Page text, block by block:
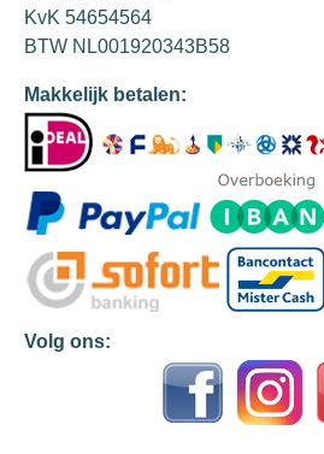
KvK 54654564
BTW NL001920343B58
Makkelijk betalen:
Volg ons: